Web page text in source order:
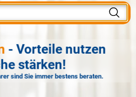
- Vorteile nutzen
stärken!
sind Sie immer bestens beraten.